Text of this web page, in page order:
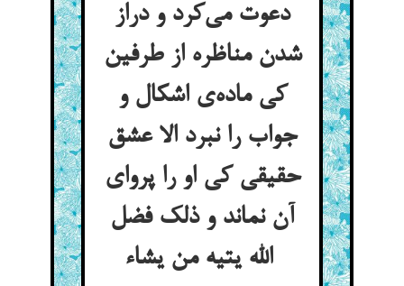
دعوت می‌کرد و دراز
شدن مناظره از طرفین
کی ماده‌ی اشکال و
جواب را نبرد الا عشق
حقیقی کی او را پروای
آن نماند و ذلک فضل
الله یتیه من یشاء